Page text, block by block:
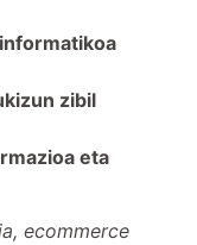
zibil
eta
ecommerce